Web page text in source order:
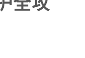
全攻